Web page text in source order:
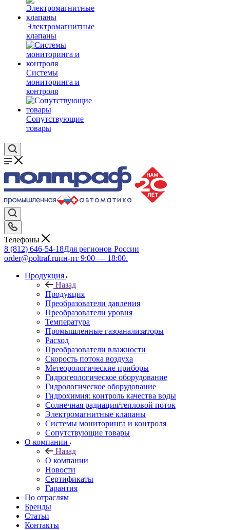
Электромагнитные
клапаны
Системы
мониторинга и
контроля
Сопутствующие
товары
Телефоны
8 (812) 646-54-18Для регионов России
order@poltraf.ruпн-пт 9:00 — 18:00.
Продукция
Назад
Продукция
Преобразователи давления
Преобразователи уровня
Температура
Промышленные газоанализаторы
Расход
Преобразователи влажности
Скорость потока воздуха
Метеорологические приборы
Гидрогеологическое оборудование
Гидрологическое оборудование
Гидрохимия: контроль качества воды
Солнечная радиация/тепловой поток
Электромагнитные клапаны
Системы мониторинга и контроля
Сопутствующие товары
О компании
Назад
О компании
Новости
Сертификаты
Гарантия
По отраслям
Бренды
Статьи
Контакты